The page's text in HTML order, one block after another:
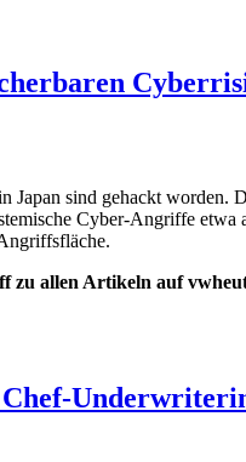
sind gehackt worden.
Cyber-Angriffe
zu allen Artikeln auf